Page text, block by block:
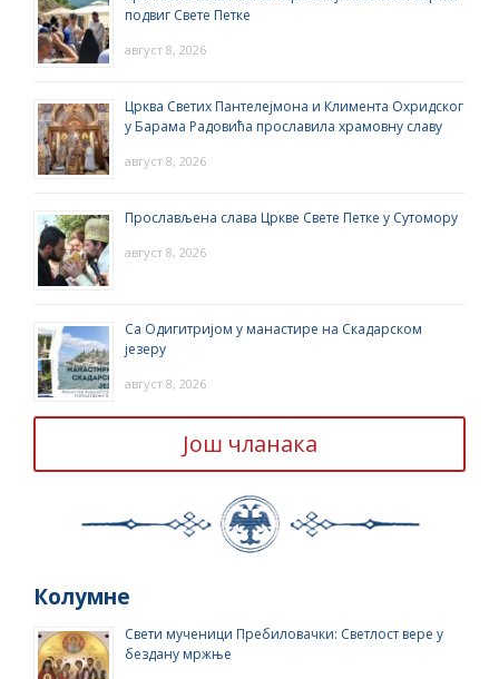
подвиг Свете Петке
август 8, 2026
Црква Светих Пантелејмона и Климента Охридског
у Барама Радовића прославила храмовну славу
август 8, 2026
Прослављена слава Цркве Свете Петке у Сутомору
август 8, 2026
Са Одигитријом у манастире на Скадарском
језеру
август 8, 2026
Још чланака
Колумне
Свети мученици Пребиловачки: Светлост вере у
бездану мржње